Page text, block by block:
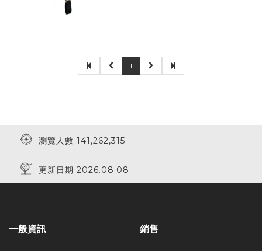
1
瀏覽人數 141,262,315
更新日期 2026.08.08
一般資訊 銷售